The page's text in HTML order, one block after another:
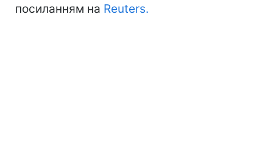
посиланням на Reuters.